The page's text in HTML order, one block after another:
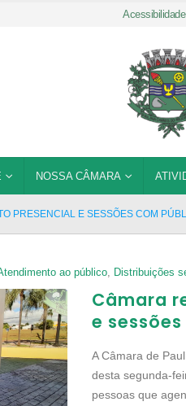
Acessibilidade
NOSSA CÂMARA
PRESENCIAL E SESSÕES COM
ao público, Distribuições
Câmara
e
A Câmara de
desta segunda-
pessoas que